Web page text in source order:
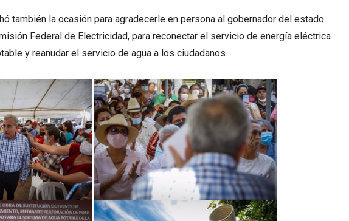
también la ocasión para agradecerle en persona al gobernador del estado
Federal de Electricidad, para reconectar el servicio de energía eléctrica
y reanudar el servicio de agua a los ciudadanos.